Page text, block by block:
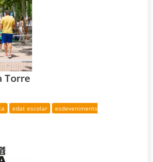
Torre
edat escolar
esdeveniments